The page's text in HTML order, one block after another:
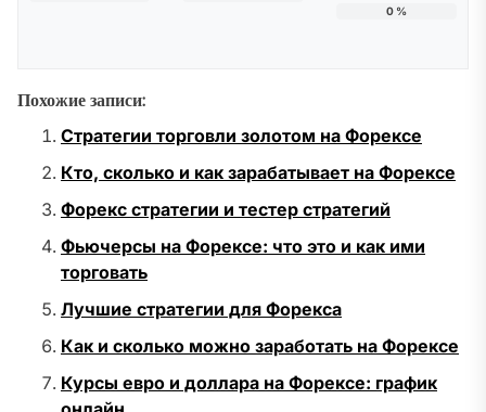
0%
Похожие записи:
Стратегии торговли золотом на Форексе
Кто, сколько и как зарабатывает на Форексе
Форекс стратегии и тестер стратегий
Фьючерсы на Форексе: что это и как ими
торговать
Лучшие стратегии для Форекса
Как и сколько можно заработать на Форексе
Курсы евро и доллара на Форексе: график